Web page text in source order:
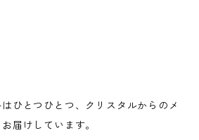
ひとつひとつ、クリスタルからのメ
届けしています。